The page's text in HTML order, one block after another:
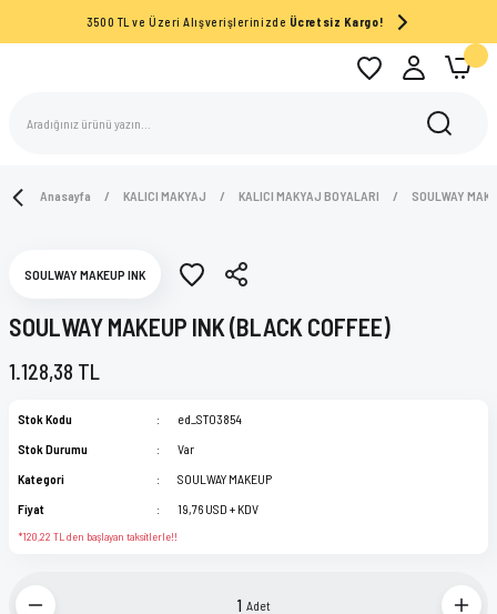
3500 TL ve Üzeri Alışverişlerinizde Ücretsiz Kargo!
Anasayfa KALICI MAKYAJ KALICI MAKYAJ BOYALARI SOULWAY
SOULWAY MAKEUP INK
SOULWAY MAKEUP INK (BLACK COFFEE)
1.128,38 TL
Stok Kodu
ed_ST03854
Stok Durumu
Var
Kategori
SOULWAY MAKEUP
Fiyat
19,76 USD + KDV
*120,22 TL den başlayan taksitlerle!!
Adet